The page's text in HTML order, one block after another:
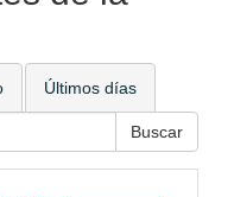
Últimos días